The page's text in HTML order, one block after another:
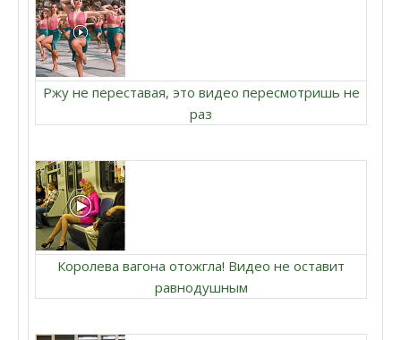
Ржу не переставая, это видео пересмотришь не
раз
Королева вагона отожгла! Видео не оставит
равнодушным